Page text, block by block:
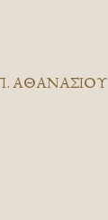
ΑΘΑΝΑΣΙΟΥ